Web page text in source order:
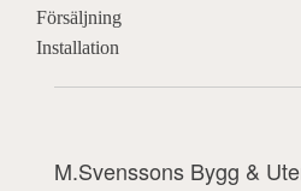
Försäljning
Installation
M.Svenssons Bygg &